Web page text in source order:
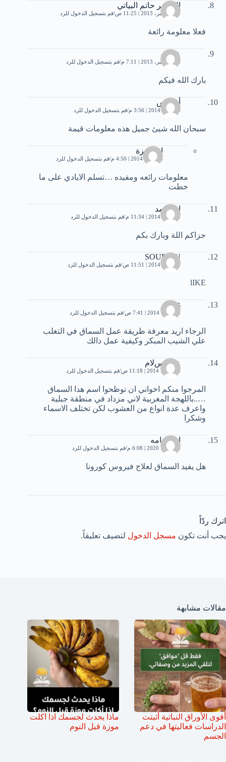
الشاعر حاتم البياتي
20 ديسمبر، 2013 | 11:25 ص قم بتسجيل الدخول للرد
فعلا معلومة رائعة
علي
24 ديسمبر، 2013 | 7:11 م قم بتسجيل الدخول للرد
بارك الله فيكم
أبو انس
10 يناير، 2014 | 3:56 م قم بتسجيل الدخول للرد
سبحان الله شيئ جميل هذه معلومات قيمة
ام حمزة
28 يناير، 2014 | 4:50 م قم بتسجيل الدخول للرد
معلومات رائعه ومفيده …تسلم الايادي على ما
خطت
ابو احمد
12 يناير، 2014 | 11:34 م قم بتسجيل الدخول للرد
جزاكم اللة وبارك بكم
SOUFIAN
28 يناير، 2014 | 11:51 ص قم بتسجيل الدخول للرد
lIKE
غزة
2 فبراير، 2014 | 7:41 ص قم بتسجيل الدخول للرد
الرجاء اريد معرفة طريقة عمل السماق في التغلب
علي الشيب المبكر وكيفية عمل دالك
عبدالسﻻم
3 مارس، 2014 | 11:18 ص قم بتسجيل الدخول للرد
المرجوا منكم اخواني ان توظحوا اسم هدا السماق
…..باللهجة المغربية ﻻني مزداد في منطقة جبلية
واعرف عدة انواع من العشوب لكن تختلف اﻻسماء
وشكرا
ابو اسامه
14 يونيو، 2020 | 6:08 م قم بتسجيل الدخول للرد
هل يفيد السماق لعلاج فيروس كورونا
اترك ردّاً
يجب أنت تكون مسجل الدخول لتضيف تعليقاً.
مقالات مشابهة
أقوى الأوراق النباتية أثبتت
الدراسات فعاليتها في دعم
الجسم
ماذا يحدث لجسمك اذا اكلت
موزة قبل النوم